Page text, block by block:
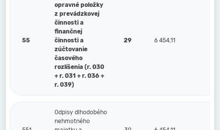
55
opravné položky
z prevádzkovej
činnosti a
finančnej
činnosti a
zúčtovanie
časového
rozlíšenia (r. 030
+ r. 031 + r. 036 +
r. 039)
29 6 454,11
Odpisy dlhodobého
nehmotného